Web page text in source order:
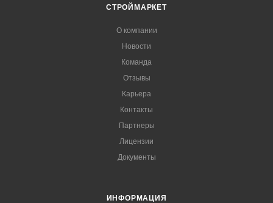
СТРОЙМАРКЕТ
О компании
Новости
Команда
Отзывы
Карьера
Контакты
Партнеры
Лицензии
Документы
ИНФОРМАЦИЯ